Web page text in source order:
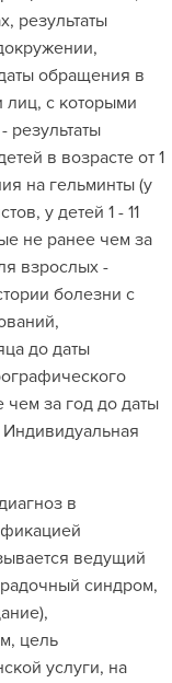
результаты
обращения в
лиц, с которыми
результаты
в возрасте от 1
на гельминты (у
у детей 1 - 11
не ранее чем за
взрослых -
болезни с
до даты
за год до даты
в
ведущий
синдром,
цель
услуги, на